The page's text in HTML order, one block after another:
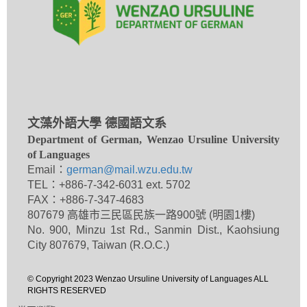
文藻外語大學 德國語文系
Department of German, Wenzao Ursuline University
of Languages
Email： german@mail.wzu.edu.tw
TEL：+886-7-342-6031 ext. 5702
FAX：+886-7-347-4683
807679 高雄市三民區民族一路900號 (明園1樓)
No. 900, Minzu 1st Rd., Sanmin Dist., Kaohsiung
City 807679, Taiwan (R.O.C.)
© Copyright 2023 Wenzao Ursuline University of Languages ALL
RIGHTS RESERVED